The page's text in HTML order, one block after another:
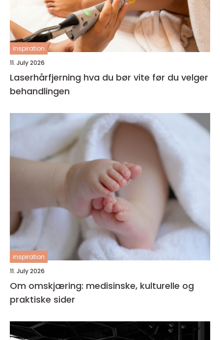
inspiration
11. July 2026
Laserhårfjerning hva du bør vite før du velger
behandlingen
inspiration
11. July 2026
Om omskjæring: medisinske, kulturelle og
praktiske sider